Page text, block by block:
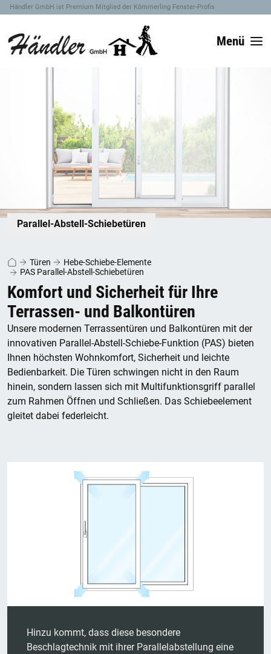
Händler GmbH ist Premium Mitglied der Kömmerling Fenster-Profis
Menü
Parallel-Abstell-Schiebetüren
Türen
Hebe-Schiebe-Elemente
PAS Parallel-Abstell-Schiebetüren
Komfort und Sicherheit für Ihre
Terrassen- und Balkontüren
Unsere modernen Terrassentüren und Balkontüren mit der
innovativen Parallel-Abstell-Schiebe-Funktion (PAS) bieten
Ihnen höchsten Wohnkomfort, Sicherheit und leichte
Bedienbarkeit. Die Türen schwingen nicht in den Raum
hinein, sondern lassen sich mit Multifunktionsgriff parallel
zum Rahmen Öffnen und Schließen. Das Schiebeelement
gleitet dabei federleicht.
Hinzu kommt, dass diese besondere
Beschlagtechnik mit ihrer Parallelabstellung eine